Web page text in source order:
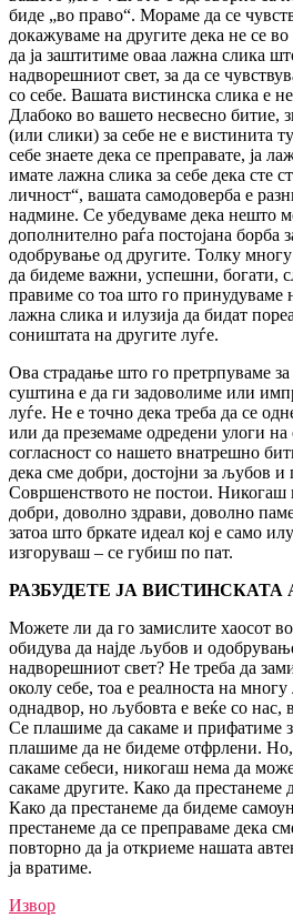
биде „во право“. Мораме да се
докажуваме на другите дека не се
да ја заштитиме оваа лажна слика
надворешниот свет, за да се
со себе. Вашата вистинска слика е
Длабоко во вашето несвесно битие,
(или слики) за себе не е вистинита
себе знаете дека се преправате, ја
имате лажна слика за себе дека сте
личност“, вашата самодоверба е
надмине. Се убедуваме дека нешто
дополнително раѓа постојана борба
одобрување од другите. Толку
да бидеме важни, успешни, богати,
правиме со тоа што го принудуваме
лажна слика и илузија да бидат
соништата на другите луѓе.
Ова страдање што го претрпуваме
суштина е да ги задоволиме или
луѓе. Не е точно дека треба да се
или да преземаме одредени улоги на
согласност со нашето внатрешно
дека сме добри, достојни за љубов
Совршенството не постои. Никогаш
добри, доволно здрави, доволно
затоа што бркате идеал кој е само
изгоруваш – се губиш по пат.
РАЗБУДЕТЕ ЈА
Можете ли да го замислите хаосот
обидува да најде љубов и
надворешниот свет? Не треба да
околу себе, тоа е реалноста на
однадвор, но љубовта е веќе со нас,
Се плашиме да сакаме и прифатиме
плашиме да не бидеме отфрлени. Но,
сакаме себеси, никогаш нема да
сакаме другите. Како да престанеме
Како да престанеме да бидеме
престанеме да се преправаме дека
повторно да ја откриеме нашата
ја вратиме.
Извор